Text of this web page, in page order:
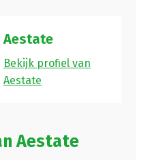
Aestate
Bekijk profiel van
Aestate
Aestate